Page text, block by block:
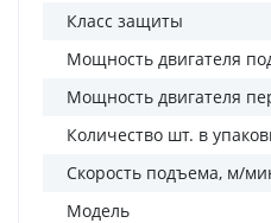
Класс защиты
Мощность двигателя
Мощность двигателя
Количество шт. в
Скорость подъема, м/
Модель